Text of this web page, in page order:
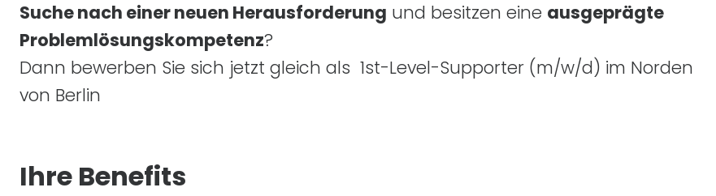
Suche nach einer neuen Herausforderung und besitzen eine ausgeprägte
Problemlösungskompetenz?
Dann bewerben Sie sich jetzt gleich als 1st-Level-Supporter (m/w/d) im Norden
von Berlin
Ihre Benefits